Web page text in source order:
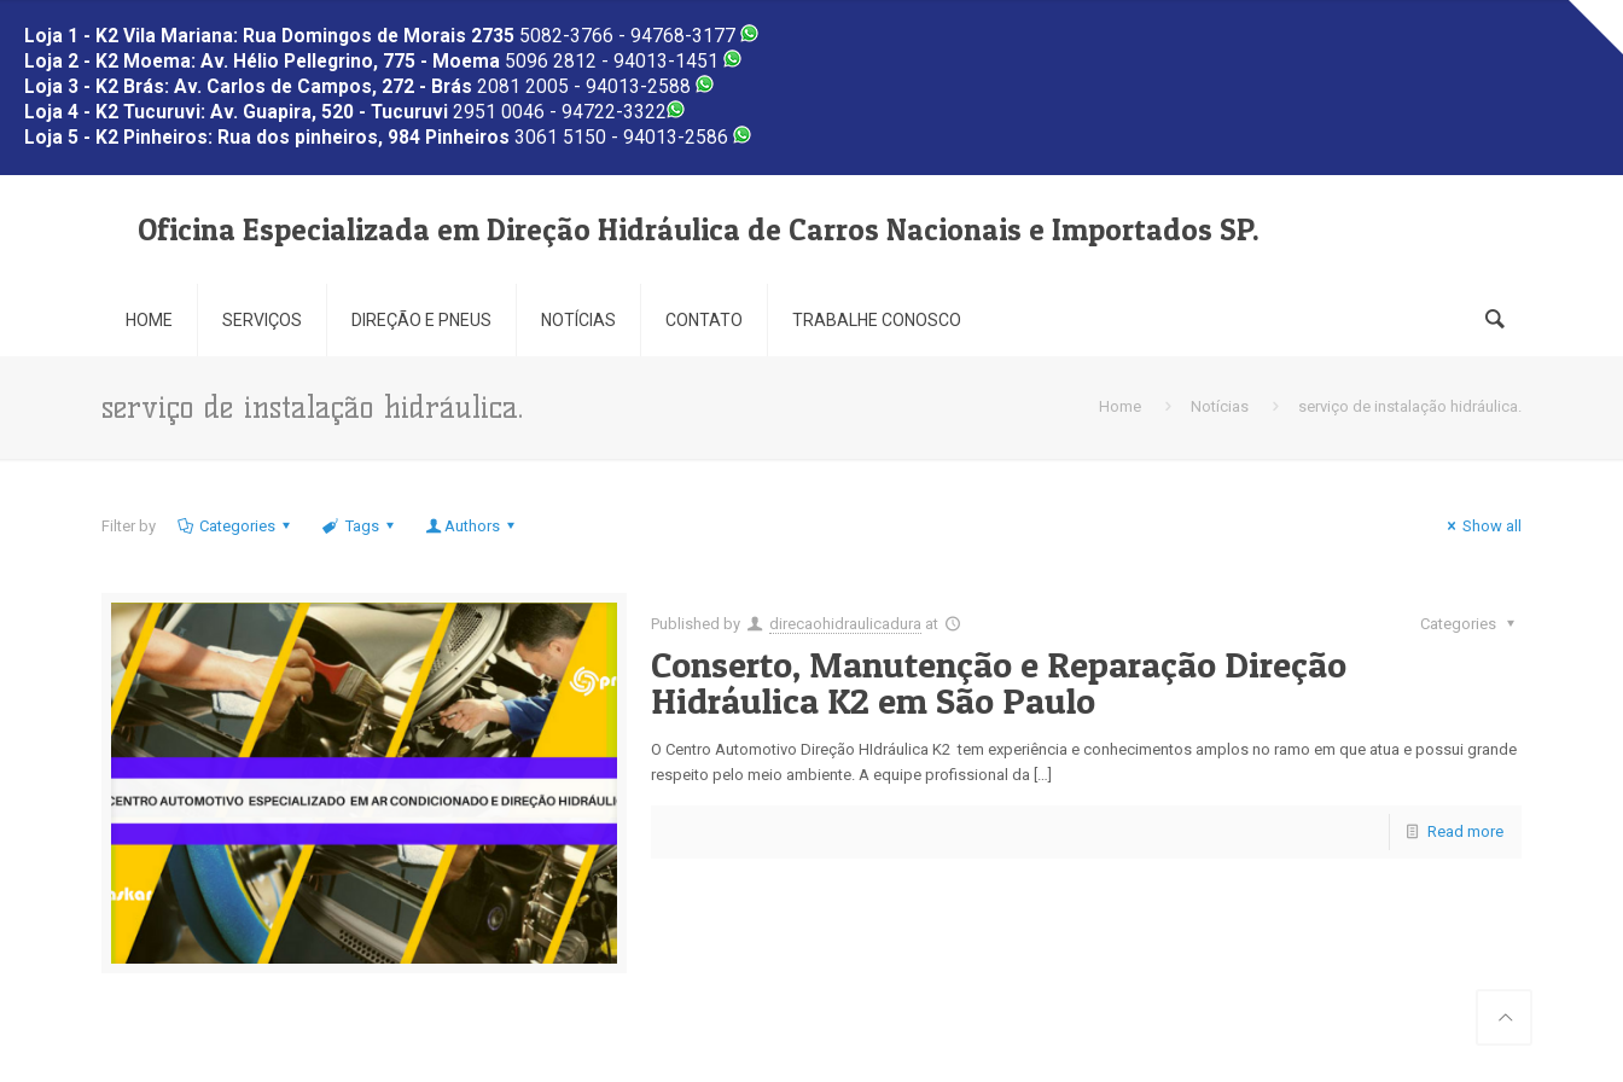
Loja 1 - K2 Vila Mariana: Rua Domingos de Morais 2735 5082-3766 - 94768-3177
Loja 2 - K2 Moema: Av. Hélio Pellegrino, 775 - Moema 5096 2812 - 94013-1451
Loja 3 - K2 Brás: Av. Carlos de Campos, 272 - Brás 2081 2005 - 94013-2588
Loja 4 - K2 Tucuruvi: Av. Guapira, 520 - Tucuruvi 2951 0046 - 94722-3322
Loja 5 - K2 Pinheiros: Rua dos pinheiros, 984 Pinheiros 3061 5150 - 94013-2586
Oficina Especializada em Direção Hidráulica de Carros Nacionais e Importados SP.
HOME SERVIÇOS DIREÇÃO E PNEUS NOTÍCIAS CONTATO TRABALHE CONOSCO
serviço de instalação hidráulica. Home Notícias serviço de instalação hidráulica.
Filter by Categories Tags Authors Show all
Published by direcaohidraulicadura at Categories
Conserto, Manutenção e Reparação Direção
Hidráulica K2 em São Paulo
O Centro Automotivo Direção HIdráulica K2 tem experiência e conhecimentos amplos no ramo em que atua e possui grande
respeito pelo meio ambiente. A equipe profissional da […]
Read more